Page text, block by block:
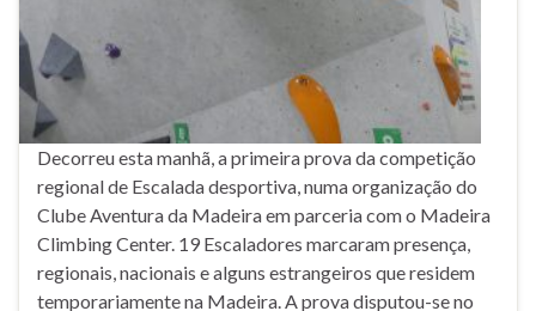
Decorreu esta manhã, a primeira prova da competição
regional de Escalada desportiva, numa organização do
Clube Aventura da Madeira em parceria com o Madeira
Climbing Center. 19 Escaladores marcaram presença,
regionais, nacionais e alguns estrangeiros que residem
temporariamente na Madeira. A prova disputou-se no